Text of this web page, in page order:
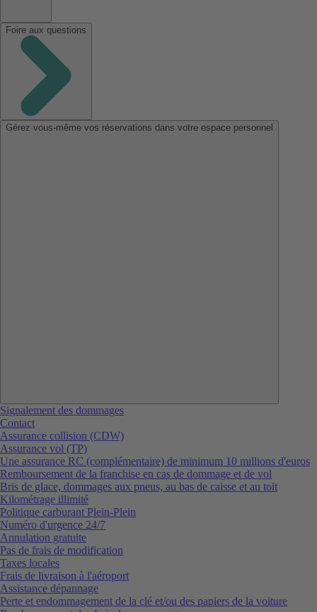
Foire aux questions
Gérez vous-même vos réservations dans votre espace personnel
Signalement des dommages
Contact
Assurance collision (CDW)
Assurance vol (TP)
Une assurance RC (complémentaire) de minimum 10 millions d'euros
Remboursement de la franchise en cas de dommage et de vol
Bris de glace, dommages aux pneus, au bas de caisse et au toit
Kilométrage illimité
Politique carburant Plein-Plein
Numéro d'urgence 24/7
Annulation gratuite
Pas de frais de modification
Taxes locales
Frais de livraison à l'aéroport
Assistance dépannage
Perte et endommagement de la clé et/ou des papiers de la voiture